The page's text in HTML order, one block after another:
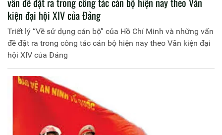
kiện đại hội XIV của Đảng
Triết lý “Về sử dụng cán bộ” của Hồ Chí Minh và những vấn
đề đặt ra trong công tác cán bộ hiện nay theo Văn kiện đại
hội XIV của Đảng